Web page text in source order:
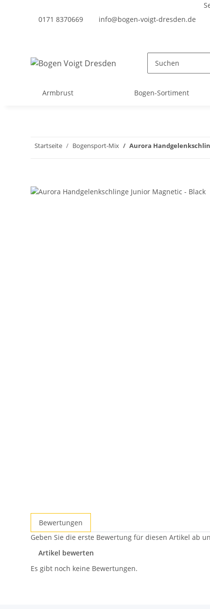
0171 8370669 info@bogen-voigt-dresden.de
Armbrust Bogen-Sortiment
Startseite Bogensport-Mix Aurora
Bewertungen
Geben Sie die erste Bewertung für diesen Artikel ab
Artikel bewerten
Es gibt noch keine Bewertungen.